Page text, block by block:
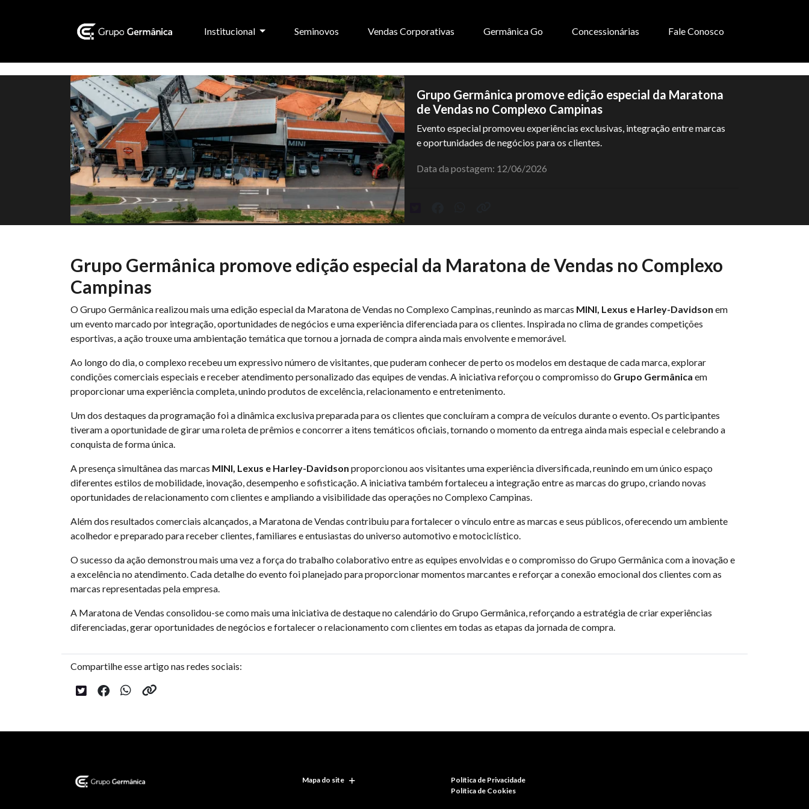
Institucional Seminovos Vendas Corporativas Germânica Go Concessionárias Fale Conosco
Grupo Germânica promove edição especial da Maratona
de Vendas no Complexo Campinas
Evento especial promoveu experiências exclusivas, integração entre marcas
e oportunidades de negócios para os clientes.
Data da postagem: 12/06/2026
Grupo Germânica promove edição especial da Maratona de Vendas no Complexo
Campinas
O Grupo Germânica realizou mais uma edição especial da Maratona de Vendas no Complexo Campinas, reunindo as marcas MINI, Lexus e Harley-Davidson em
um evento marcado por integração, oportunidades de negócios e uma experiência diferenciada para os clientes. Inspirada no clima de grandes competições
esportivas, a ação trouxe uma ambientação temática que tornou a jornada de compra ainda mais envolvente e memorável.
Ao longo do dia, o complexo recebeu um expressivo número de visitantes, que puderam conhecer de perto os modelos em destaque de cada marca, explorar
condições comerciais especiais e receber atendimento personalizado das equipes de vendas. A iniciativa reforçou o compromisso do Grupo Germânica em
proporcionar uma experiência completa, unindo produtos de excelência, relacionamento e entretenimento.
Um dos destaques da programação foi a dinâmica exclusiva preparada para os clientes que concluíram a compra de veículos durante o evento. Os participantes
tiveram a oportunidade de girar uma roleta de prêmios e concorrer a itens temáticos oficiais, tornando o momento da entrega ainda mais especial e celebrando a
conquista de forma única.
A presença simultânea das marcas MINI, Lexus e Harley-Davidson proporcionou aos visitantes uma experiência diversificada, reunindo em um único espaço
diferentes estilos de mobilidade, inovação, desempenho e sofisticação. A iniciativa também fortaleceu a integração entre as marcas do grupo, criando novas
oportunidades de relacionamento com clientes e ampliando a visibilidade das operações no Complexo Campinas.
Além dos resultados comerciais alcançados, a Maratona de Vendas contribuiu para fortalecer o vínculo entre as marcas e seus públicos, oferecendo um ambiente
acolhedor e preparado para receber clientes, familiares e entusiastas do universo automotivo e motociclístico.
O sucesso da ação demonstrou mais uma vez a força do trabalho colaborativo entre as equipes envolvidas e o compromisso do Grupo Germânica com a inovação e
a excelência no atendimento. Cada detalhe do evento foi planejado para proporcionar momentos marcantes e reforçar a conexão emocional dos clientes com as
marcas representadas pela empresa.
A Maratona de Vendas consolidou-se como mais uma iniciativa de destaque no calendário do Grupo Germânica, reforçando a estratégia de criar experiências
diferenciadas, gerar oportunidades de negócios e fortalecer o relacionamento com clientes em todas as etapas da jornada de compra.
Compartilhe esse artigo nas redes sociais:
Mapa do site
Política de Privacidade
Política de Cookies